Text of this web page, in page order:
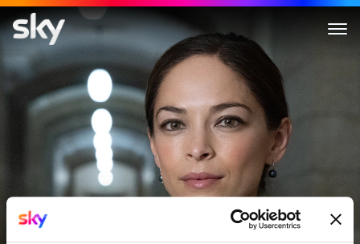
Burden of Truth